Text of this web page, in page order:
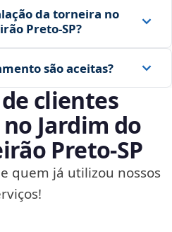
da torneira no
Preto‑SP?
são aceitas?
clientes
Jardim do
Preto‑SP
quem já utilizou nossos